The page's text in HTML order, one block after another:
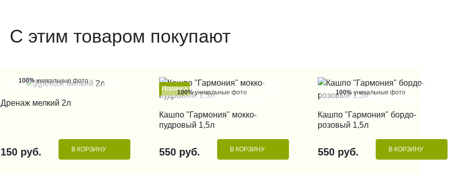
С этим товаром покупают
100%уникальные фото
Дренаж мелкий 2л
150 руб. В КОРЗИНУ
Новинка
100%уникальные фото
КУПИТЬ В 1 КЛИК
Кашпо "Гармония" мокко-
пудровый 1,5л
550 руб. В КОРЗИНУ
100%уникальные фото
КУПИТЬ В 1 КЛИК
Кашпо "Гармония" бордо-
розовый 1,5л
550 руб. В КОРЗИНУ